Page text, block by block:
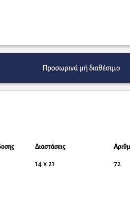
Προσωρινά μή διαθέσιμο
Διαστάσεις
14 x 21 72